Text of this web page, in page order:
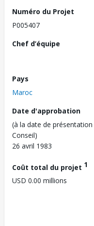
Numéro du Projet
P005407
Chef d’équipe
Pays
Maroc
Date d'approbation
(à la date de présentation
Conseil)
26 avril 1983
Coût total du projet 1
USD 0.00 millions